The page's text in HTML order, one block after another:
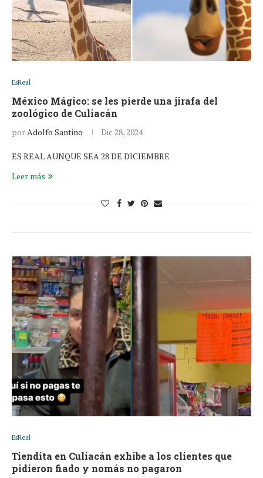
EsReal
México Mágico: se les pierde una jirafa del
zoológico de Culiacán
porAdolfo Santino Dic 28, 2024
ES REAL AUNQUE SEA 28 DE DICIEMBRE
Leer más
EsReal
Tiendita en Culiacán exhibe a los clientes que
pidieron fiado y nomás no pagaron